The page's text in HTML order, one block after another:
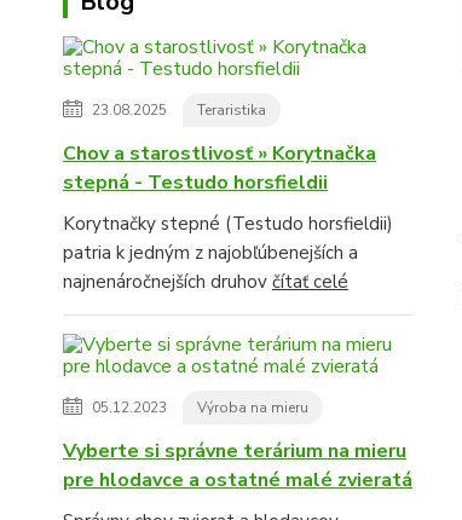
23.08.2025 Teraristika
Chov a starostlivosť » Korytnačka
stepná - Testudo horsfieldii
Korytnačky stepné (Testudo horsfieldii)
patria k jedným z najobľúbenejších a
najnenáročnejších druhov čítať celé
05.12.2023 Výroba na mieru
Vyberte si správne terárium na mieru
pre hlodavce a ostatné malé zvieratá